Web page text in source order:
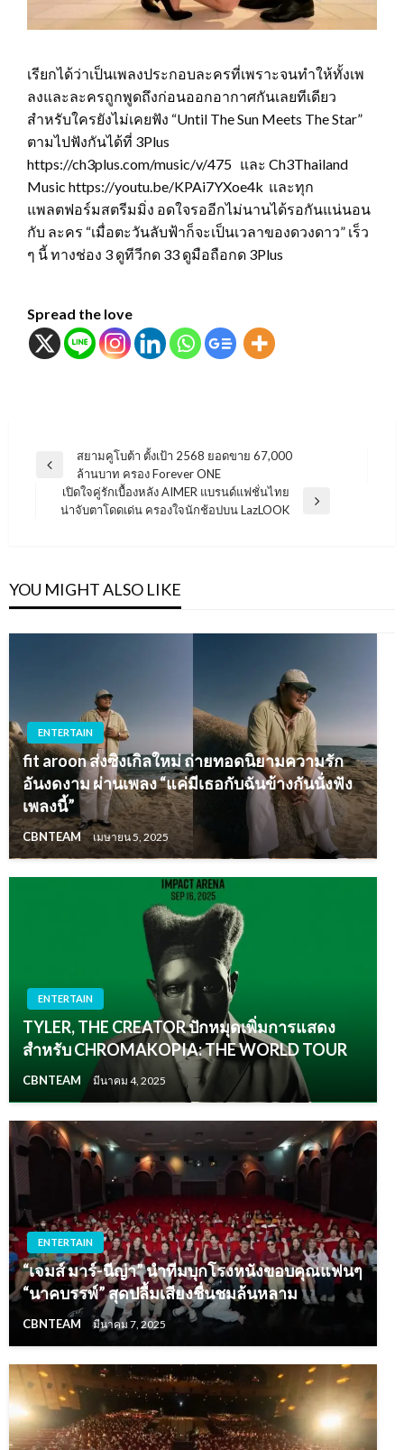
เรียกได้ว่าเป็นเพลงประกอบละครที่เพราะจนทำให้ทั้งเพ
ลงและละครถูกพูดถึงก่อนออกอากาศกันเลยทีเดียว
สำหรับใครยังไม่เคยฟัง “Until The Sun Meets The Star”
ตามไปฟังกันได้ที่ 3Plus
https://ch3plus.com/music/v/475 และ Ch3Thailand
Music https://youtu.be/KPAi7YXoe4k และทุก
แพลตฟอร์มสตรีมมิ่ง อดใจรออีกไม่นานได้รอกันแน่นอน
กับ ละคร “เมื่อตะวันลับฟ้าก็จะเป็นเวลาของดวงดาว” เร็ว
ๆ นี้ ทางช่อง 3 ดูทีวีกด 33 ดูมือถือกด 3Plus
Spread the love
แนะแนว
เรื่อง
Previous
สยามคูโบต้า ตั้งเป้า 2568 ยอดขาย 67,000
ล้านบาท ครอง Forever ONE
Next
เปิดใจคู่รักเบื้องหลัง AIMER แบรนด์แฟชั่นไทย
น่าจับตาโดดเด่น ครองใจนักช้อปบน LazLOOK
YOU MIGHT ALSO LIKE
ENTERTAIN
fit aroon ส่งซิงเกิลใหม่ ถ่ายทอดนิยามความรัก
อันงดงาม ผ่านเพลง “แค่มีเธอกับฉันข้างกันนั่งฟัง
เพลงนี้”
CBNTEAM เมษายน 5, 2025
ENTERTAIN
TYLER, THE CREATOR ปักหมุดเพิ่มการแสดง
สำหรับ CHROMAKOPIA: THE WORLD TOUR
CBNTEAM มีนาคม 4, 2025
ENTERTAIN
“เจมส์ มาร์-นีญ่า” นำทีมบุกโรงหนังขอบคุณแฟนๆ
“นาคบรรพ์” สุดปลื้มเสียงชื่นชมล้นหลาม
CBNTEAM มีนาคม 7, 2025